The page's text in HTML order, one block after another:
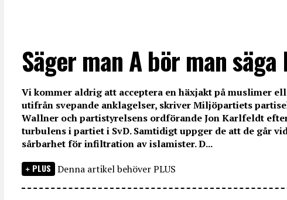
Säger man A bör man säga
Vi kommer aldrig att acceptera en häxjakt på muslimer
utifrån svepande anklagelser, skriver Miljöpartiets
Wallner och partistyrelsens ordförande Jon Karlfeldt
turbulens i partiet i SvD. Samtidigt uppger de att de går
sårbarhet för infiltration av islamister. D...
PLUS Denna artikel behöver PLUS